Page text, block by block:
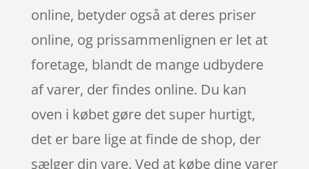
online, betyder også at deres priser
online, og prissammenlignen er let at
foretage, blandt de mange udbydere
af varer, der findes online. Du kan
oven i købet gøre det super hurtigt,
det er bare lige at finde de shop, der
sælger din vare. Ved at købe dine varer